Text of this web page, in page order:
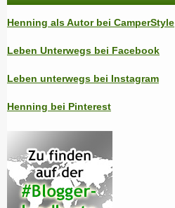
Henning als Autor bei CamperStyle
Leben Unterwegs bei Facebook
Leben unterwegs bei Instagram
Henning bei Pinterest